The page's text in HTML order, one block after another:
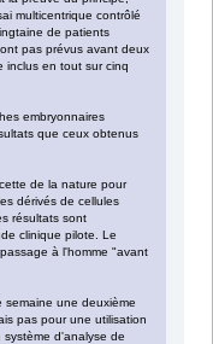
multicentrique contrôlé
de patients
pas prévus avant deux
inclus en tout sur cinq
embryonnaires
que ceux obtenus
de la nature pour
dérivés de cellules
résultats sont
clinique pilote. Le
à l'homme "avant
semaine une deuxième
pas pour une utilisation
d'analyse de